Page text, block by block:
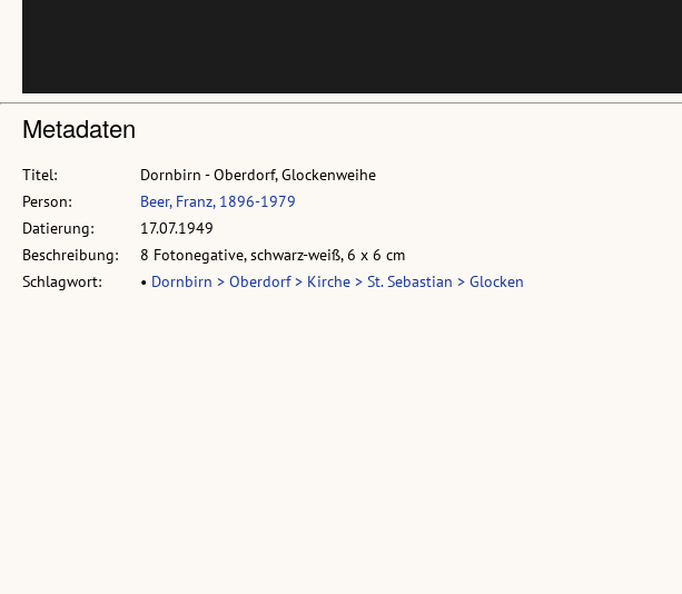
Metadaten
Titel:
Dornbirn - Oberdorf, Glockenweihe
Person:
Beer, Franz, 1896-1979
Datierung:
17.07.1949
Beschreibung:
8 Fotonegative, schwarz-weiß, 6 x 6 cm
Schlagwort:
• Dornbirn > Oberdorf > Kirche > St. Sebastian > Glocken